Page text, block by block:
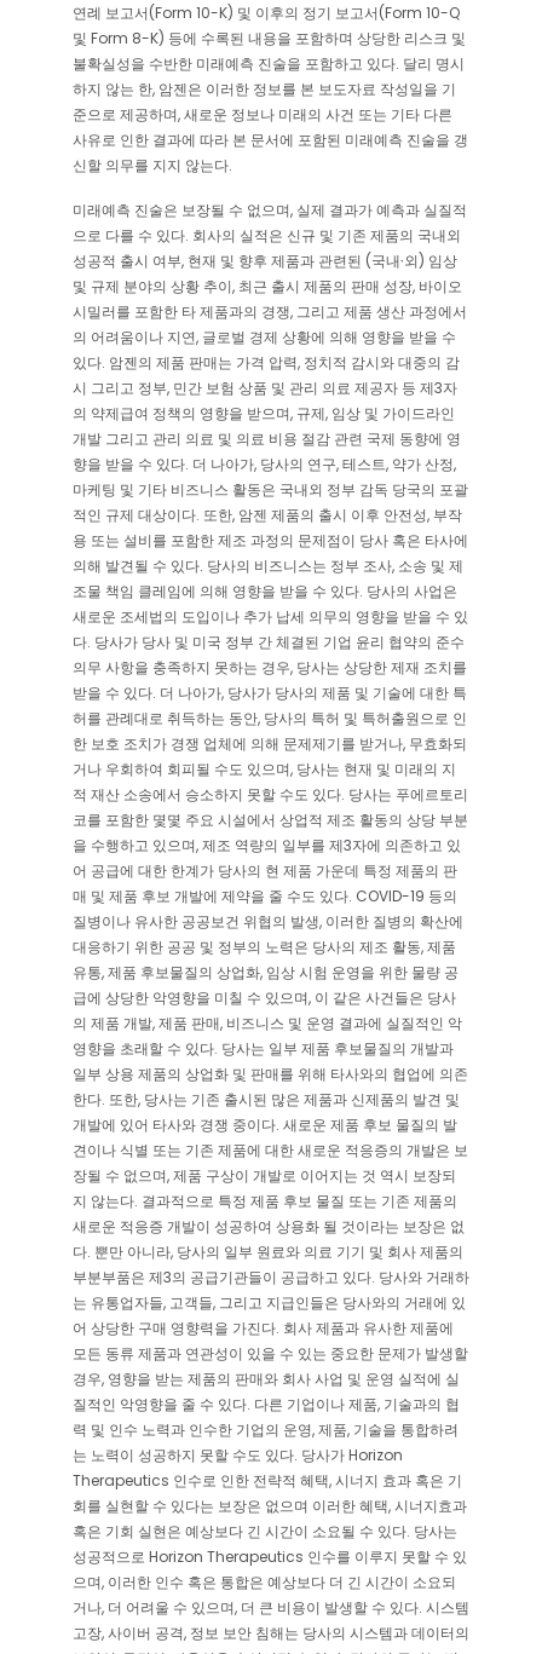
연례 보고서(Form 10-K) 및 이후의 정기 보고서(Form 10-Q
및 Form 8-K) 등에 수록된 내용을 포함하며 상당한 리스크 및
불확실성을 수반한 미래예측 진술을 포함하고 있다. 달리 명시
하지 않는 한, 암젠은 이러한 정보를 본 보도자료 작성일을 기
준으로 제공하며, 새로운 정보나 미래의 사건 또는 기타 다른
사유로 인한 결과에 따라 본 문서에 포함된 미래예측 진술을 갱
신할 의무를 지지 않는다.
미래예측 진술은 보장될 수 없으며, 실제 결과가 예측과 실질적
으로 다를 수 있다. 회사의 실적은 신규 및 기존 제품의 국내외
성공적 출시 여부, 현재 및 향후 제품과 관련된 (국내∙외) 임상
및 규제 분야의 상황 추이, 최근 출시 제품의 판매 성장, 바이오
시밀러를 포함한 타 제품과의 경쟁, 그리고 제품 생산 과정에서
의 어려움이나 지연, 글로벌 경제 상황에 의해 영향을 받을 수
있다. 암젠의 제품 판매는 가격 압력, 정치적 감시와 대중의 감
시 그리고 정부, 민간 보험 상품 및 관리 의료 제공자 등 제3자
의 약제급여 정책의 영향을 받으며, 규제, 임상 및 가이드라인
개발 그리고 관리 의료 및 의료 비용 절감 관련 국제 동향에 영
향을 받을 수 있다. 더 나아가, 당사의 연구, 테스트, 약가 산정,
마케팅 및 기타 비즈니스 활동은 국내외 정부 감독 당국의 포괄
적인 규제 대상이다. 또한, 암젠 제품의 출시 이후 안전성, 부작
용 또는 설비를 포함한 제조 과정의 문제점이 당사 혹은 타사에
의해 발견될 수 있다. 당사의 비즈니스는 정부 조사, 소송 및 제
조물 책임 클레임에 의해 영향을 받을 수 있다. 당사의 사업은
새로운 조세법의 도입이나 추가 납세 의무의 영향을 받을 수 있
다. 당사가 당사 및 미국 정부 간 체결된 기업 윤리 협약의 준수
의무 사항을 충족하지 못하는 경우, 당사는 상당한 제재 조치를
받을 수 있다. 더 나아가, 당사가 당사의 제품 및 기술에 대한 특
허를 관례대로 취득하는 동안, 당사의 특허 및 특허출원으로 인
한 보호 조치가 경쟁 업체에 의해 문제제기를 받거나, 무효화되
거나 우회하여 회피될 수도 있으며, 당사는 현재 및 미래의 지
적 재산 소송에서 승소하지 못할 수도 있다. 당사는 푸에르토리
코를 포함한 몇몇 주요 시설에서 상업적 제조 활동의 상당 부분
을 수행하고 있으며, 제조 역량의 일부를 제3자에 의존하고 있
어 공급에 대한 한계가 당사의 현 제품 가운데 특정 제품의 판
매 및 제품 후보 개발에 제약을 줄 수도 있다. COVID-19 등의
질병이나 유사한 공공보건 위협의 발생, 이러한 질병의 확산에
대응하기 위한 공공 및 정부의 노력은 당사의 제조 활동, 제품
유통, 제품 후보물질의 상업화, 임상 시험 운영을 위한 물량 공
급에 상당한 악영향을 미칠 수 있으며, 이 같은 사건들은 당사
의 제품 개발, 제품 판매, 비즈니스 및 운영 결과에 실질적인 악
영향을 초래할 수 있다. 당사는 일부 제품 후보물질의 개발과
일부 상용 제품의 상업화 및 판매를 위해 타사와의 협업에 의존
한다. 또한, 당사는 기존 출시된 많은 제품과 신제품의 발견 및
개발에 있어 타사와 경쟁 중이다. 새로운 제품 후보 물질의 발
견이나 식별 또는 기존 제품에 대한 새로운 적응증의 개발은 보
장될 수 없으며, 제품 구상이 개발로 이어지는 것 역시 보장되
지 않는다. 결과적으로 특정 제품 후보 물질 또는 기존 제품의
새로운 적응증 개발이 성공하여 상용화 될 것이라는 보장은 없
다. 뿐만 아니라, 당사의 일부 원료와 의료 기기 및 회사 제품의
부분부품은 제3의 공급기관들이 공급하고 있다. 당사와 거래하
는 유통업자들, 고객들, 그리고 지급인들은 당사와의 거래에 있
어 상당한 구매 영향력을 가진다. 회사 제품과 유사한 제품에
모든 동류 제품과 연관성이 있을 수 있는 중요한 문제가 발생할
경우, 영향을 받는 제품의 판매와 회사 사업 및 운영 실적에 실
질적인 악영향을 줄 수 있다. 다른 기업이나 제품, 기술과의 협
력 및 인수 노력과 인수한 기업의 운영, 제품, 기술을 통합하려
는 노력이 성공하지 못할 수도 있다. 당사가 Horizon
Therapeutics 인수로 인한 전략적 혜택, 시너지 효과 혹은 기
회를 실현할 수 있다는 보장은 없으며 이러한 혜택, 시너지효과
혹은 기회 실현은 예상보다 긴 시간이 소요될 수 있다. 당사는
성공적으로 Horizon Therapeutics 인수를 이루지 못할 수 있
으며, 이러한 인수 혹은 통합은 예상보다 더 긴 시간이 소요되
거나, 더 어려울 수 있으며, 더 큰 비용이 발생할 수 있다. 시스템
고장, 사이버 공격, 정보 보안 침해는 당사의 시스템과 데이터의